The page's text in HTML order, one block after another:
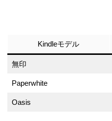
Kindleモデル
無印
Paperwhite
Oasis